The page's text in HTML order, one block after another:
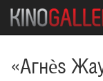
«Агнès